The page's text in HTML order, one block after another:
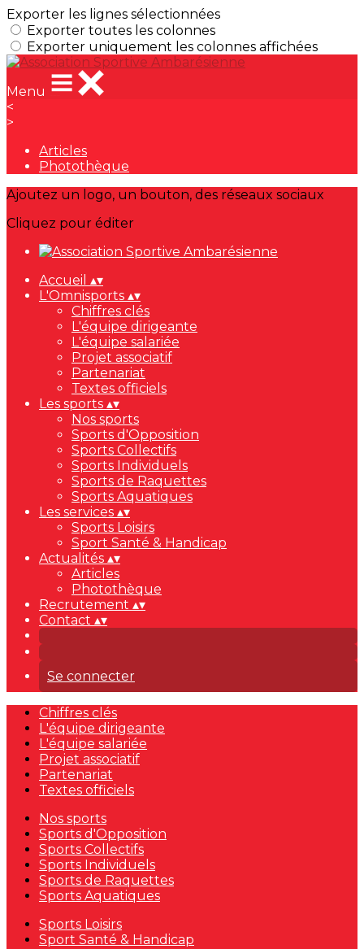
Exporter les lignes sélectionnées
Exporter toutes les colonnes
Exporter uniquement les colonnes affichées
Menu
<
>
Articles
Photothèque
Ajoutez un logo, un bouton, des réseaux sociaux
Cliquez pour éditer
Accueil ▴▾
L'Omnisports ▴▾
Chiffres clés
L'équipe dirigeante
L'équipe salariée
Projet associatif
Partenariat
Textes officiels
Les sports ▴▾
Nos sports
Sports d'Opposition
Sports Collectifs
Sports Individuels
Sports de Raquettes
Sports Aquatiques
Les services ▴▾
Sports Loisirs
Sport Santé & Handicap
Actualités ▴▾
Articles
Photothèque
Recrutement ▴▾
Contact ▴▾
Se connecter
Chiffres clés
L'équipe dirigeante
L'équipe salariée
Projet associatif
Partenariat
Textes officiels
Nos sports
Sports d'Opposition
Sports Collectifs
Sports Individuels
Sports de Raquettes
Sports Aquatiques
Sports Loisirs
Sport Santé & Handicap